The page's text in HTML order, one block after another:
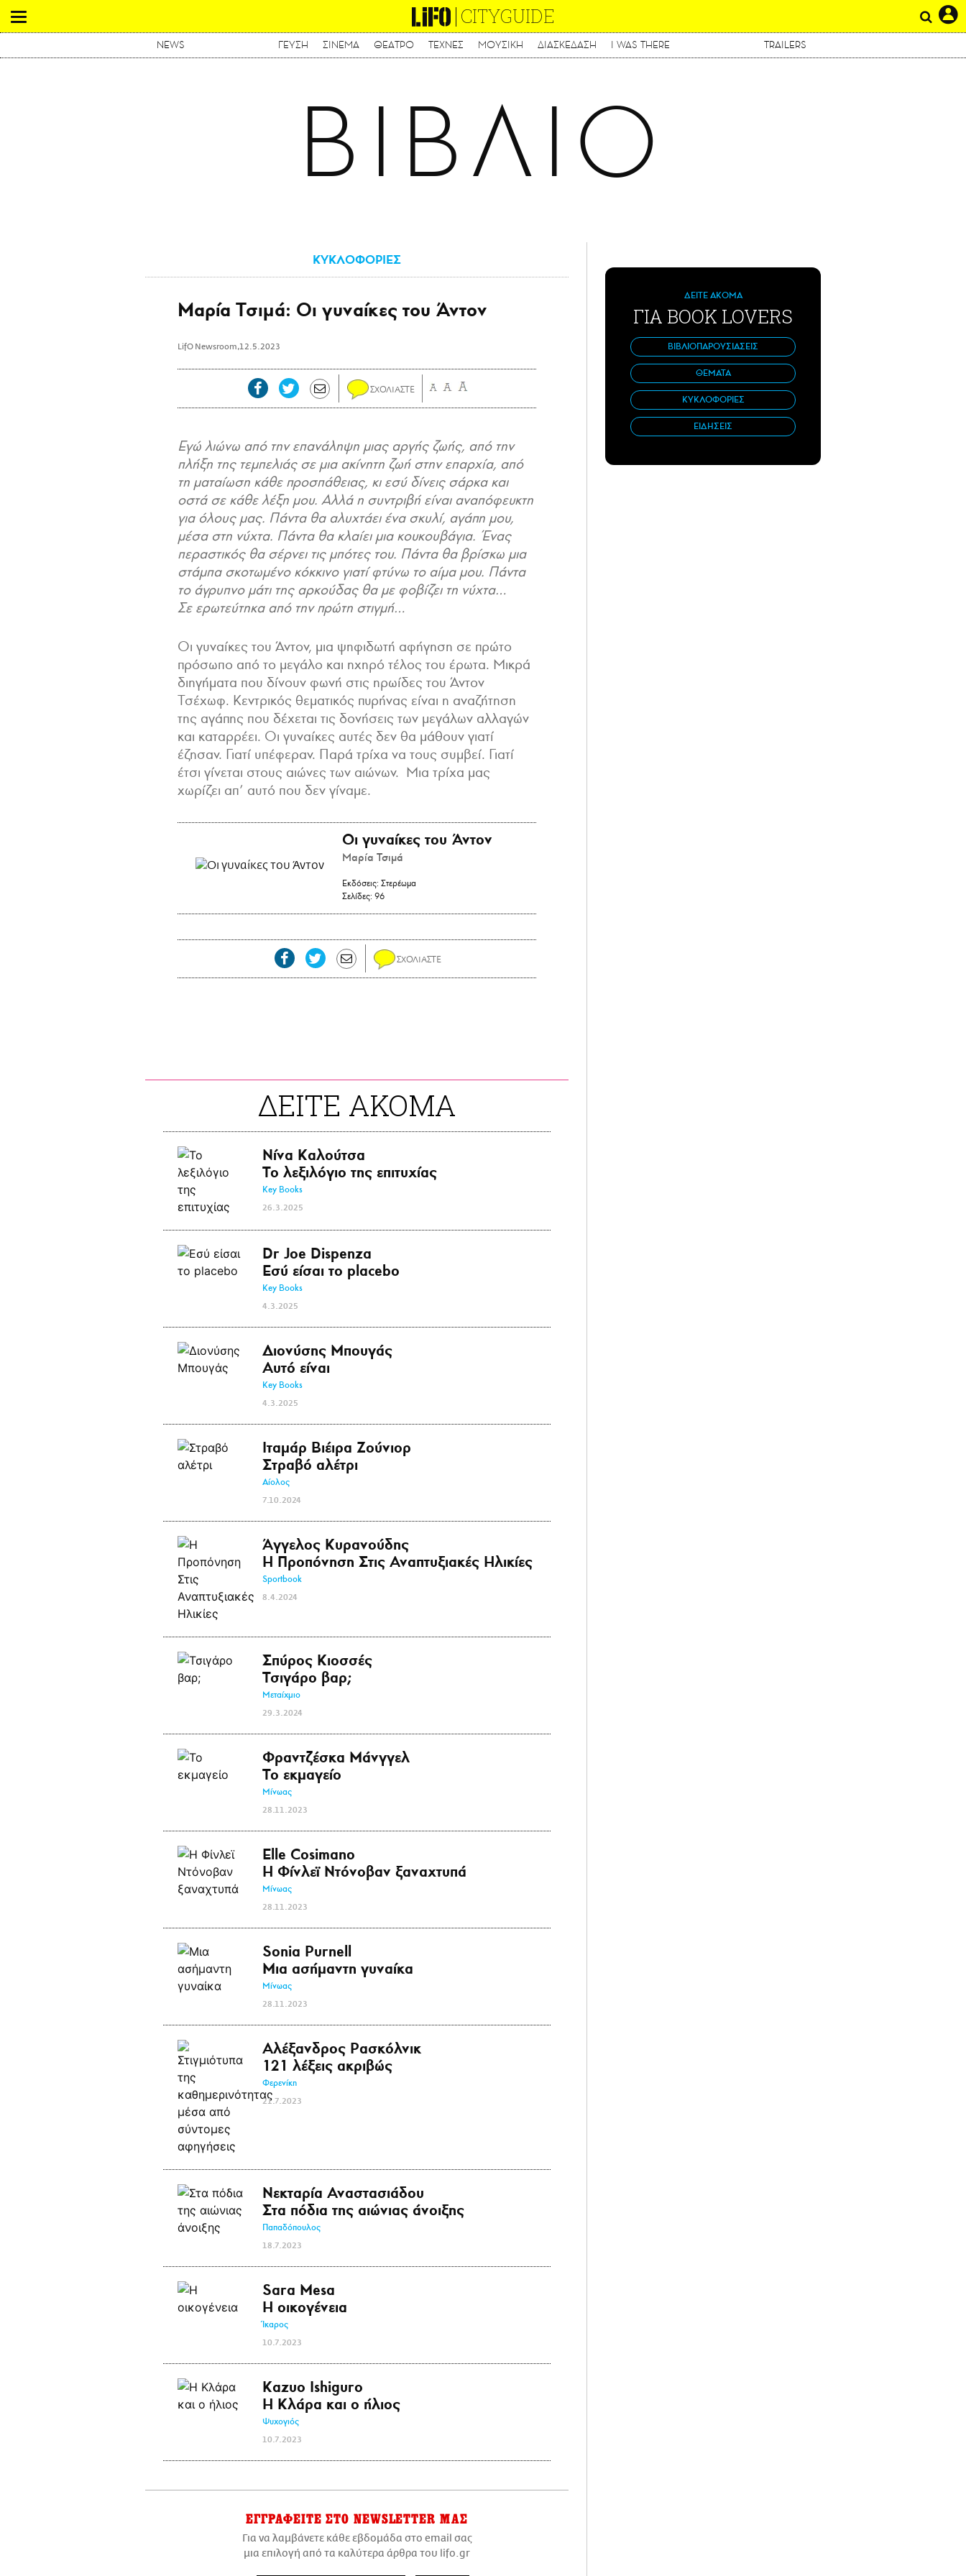
περιεχόμενο
CITYGUIDE
NEWS ΓΕΥΣΗ ΣΙΝΕΜΑ ΘΕΑΤΡΟ ΤΕΧΝΕΣ ΜΟΥΣΙΚΗ ΔΙΑΣΚΕΔΑΣΗ I WAS THERE TRAILERS
ΒΙΒΛΙΟ
ΚΥΚΛΟΦΟΡΙΕΣ
Μαρία Τσιμά: Οι γυναίκες του Άντον
LifO Newsroom,12.5.2023
Εγώ λιώνω από την επανάληψη μιας αργής ζωής, από την
πλήξη της τεμπελιάς σε μια ακίνητη ζωή στην επαρχία, από
τη ματαίωση κάθε προσπάθειας, κι εσύ δίνεις σάρκα και
οστά σε κάθε λέξη μου. Αλλά η συντριβή είναι αναπόφευκτη
για όλους μας. Πάντα θα αλυχτάει ένα σκυλί, αγάπη μου,
μέσα στη νύχτα. Πάντα θα κλαίει μια κουκουβάγια. Ένας
περαστικός θα σέρνει τις μπότες του. Πάντα θα βρίσκω μια
στάμπα σκοτωμένο κόκκινο γιατί φτύνω το αίμα μου. Πάντα
το άγρυπνο μάτι της αρκούδας θα με φοβίζει τη νύχτα…
Σε ερωτεύτηκα από την πρώτη στιγμή…
Οι γυναίκες του Άντον, μια ψηφιδωτή αφήγηση σε πρώτο
πρόσωπο από το μεγάλο και ηχηρό τέλος του έρωτα. Μικρά
διηγήματα που δίνουν φωνή στις ηρωίδες του Άντον
Τσέχωφ. Κεντρικός θεματικός πυρήνας είναι η αναζήτηση
της αγάπης που δέχεται τις δονήσεις των μεγάλων αλλαγών
και καταρρέει. Οι γυναίκες αυτές δεν θα μάθουν γιατί
έζησαν. Γιατί υπέφεραν. Παρά τρίχα να τους συμβεί. Γιατί
έτσι γίνεται στους αιώνες των αιώνων. Μια τρίχα μας
χωρίζει απ’ αυτό που δεν γίναμε.
Οι γυναίκες του Άντον
Μαρία Τσιμά
Εκδόσεις: Στερέωμα
Σελίδες: 96
ΔΕΙΤΕ ΑΚΟΜΑ
Νίνα Καλούτσα
Το λεξιλόγιο της επιτυχίας
Key Books
26.3.2025
Dr Joe Dispenza
Εσύ είσαι το placebo
Key Books
4.3.2025
Διονύσης Μπουγάς
Αυτό είναι
Key Books
4.3.2025
Ιταμάρ Βιέιρα Ζούνιορ
Στραβό αλέτρι
Αίολος
7.10.2024
Άγγελος Κυρανούδης
Η Προπόνηση Στις Αναπτυξιακές Ηλικίες
Sportbook
8.4.2024
Σπύρος Κιοσσές
Τσιγάρο βαρ;
Μεταίχμιο
29.3.2024
Φραντζέσκα Μάνγγελ
Το εκμαγείο
Μίνωας
28.11.2023
Elle Cosimano
Η Φίνλεϊ Ντόνοβαν ξαναχτυπά
Μίνωας
28.11.2023
Sonia Purnell
Μια ασήμαντη γυναίκα
Μίνωας
28.11.2023
Αλέξανδρος Ρασκόλνικ
121 λέξεις ακριβώς
Φερενίκη
21.7.2023
Νεκταρία Αναστασιάδου
Στα πόδια της αιώνιας άνοιξης
Παπαδόπουλος
18.7.2023
Sara Mesa
Η οικογένεια
Ίκαρος
10.7.2023
Kazuo Ishiguro
Η Κλάρα και ο ήλιος
Ψυχογιός
10.7.2023
ΕΓΓΡΑΦΕΙΤΕ ΣΤΟ NEWSLETTER ΜΑΣ
Για να λαμβάνετε κάθε εβδομάδα στο email σας
μια επιλογή από τα καλύτερα άρθρα του lifo.gr
ΔΕΙΤΕ ΑΚΟΜΑ
ΓΙΑ BOOK LOVERS
ΒΙΒΛΙΟΠΑΡΟΥΣΙΑΣΕΙΣ
ΘΕΜΑΤΑ
ΚΥΚΛΟΦΟΡΙΕΣ
ΕΙΔΗΣΕΙΣ